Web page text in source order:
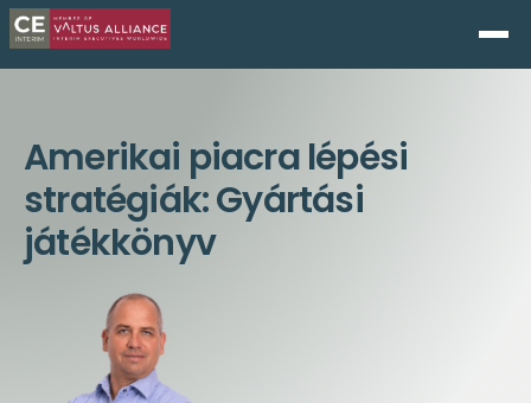
Amerikai piacra lépési
stratégiák: Gyártási
játékkönyv